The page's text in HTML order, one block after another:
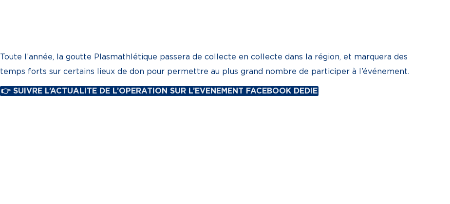
Toute l’année, la goutte Plasmathlétique passera de collecte en collecte dans la région, et marquera des
temps forts sur certains lieux de don pour permettre au plus grand nombre de participer à l’événement.
👉 SUIVRE L’ACTUALITE DE L’OPERATION SUR L’EVENEMENT FACEBOOK DEDIE